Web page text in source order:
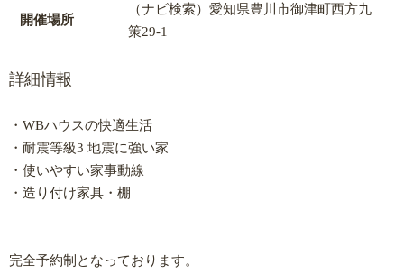
開催場所
（ナビ検索）愛知県豊川市御津町西方九
策29-1
詳細情報
・WBハウスの快適生活
・耐震等級3 地震に強い家
・使いやすい家事動線
・造り付け家具・棚
完全予約制となっております。